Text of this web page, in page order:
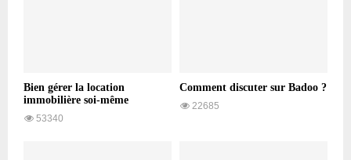
Bien gérer la location
immobilière soi-même
53340
Comment discuter sur Badoo ?
22685